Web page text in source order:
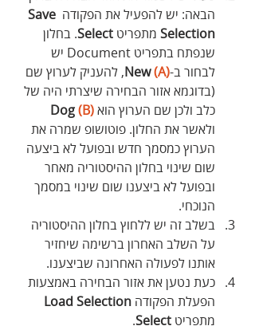
הבאה: יש להפעיל את הפקודה Save
Selection מתפריט Select. בחלון
שנפתח בתפריט Document יש
לבחור ב-
New (A)
, להעניק לערוץ שם
(בדוגמא אזור הבחירה שיצרתי היה של
כלב ולכן שם הערוץ הוא
Dog (B)
ולאשר את החלון. פוטושופ שמרה את
הערוץ כמסמך חדש ובפועל לא ביצעה
שום שינוי בחלון ההיסטוריה מאחר
ובפועל לא ביצענו שום שינוי במסמך
הנוכחי.
בשלב זה יש ללחוץ בחלון ההיסטוריה
על השלב האחרון ברשימה שיחזיר
אותנו לפעולה האחרונה שביצענו.
כעת נטען את אזור הבחירה באמצעות
הפעלת הפקודה Load Selection
מתפריט Select
.